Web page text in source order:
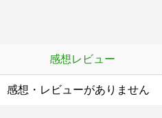
感想レビュー
感想・レビューがありません